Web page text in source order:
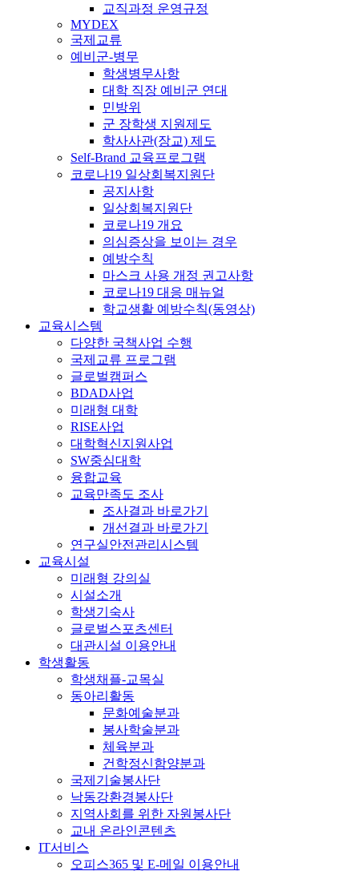
교직과정 운영규정
MYDEX
국제교류
예비군-병무
학생병무사항
대학 직장 예비군 연대
민방위
군 장학생 지원제도
학사사관(장교) 제도
Self-Brand 교육프로그램
코로나19 일상회복지원단
공지사항
일상회복지원단
코로나19 개요
의심증상을 보이는 경우
예방수칙
마스크 사용 개정 권고사항
코로나19 대응 매뉴얼
학교생활 예방수칙(동영상)
교육시스템
다양한 국책사업 수행
국제교류 프로그램
글로벌캠퍼스
BDAD사업
미래형 대학
RISE사업
대학혁신지원사업
SW중심대학
융합교육
교육만족도 조사
조사결과 바로가기
개선결과 바로가기
연구실안전관리시스템
교육시설
미래형 강의실
시설소개
학생기숙사
글로벌스포츠센터
대관시설 이용안내
학생활동
학생채플-교목실
동아리활동
문화예술분과
봉사학술분과
체육분과
건학정신함양분과
국제기술봉사단
낙동강환경봉사단
지역사회를 위한 자원봉사단
교내 온라인콘텐츠
IT서비스
오피스365 및 E-메일 이용안내